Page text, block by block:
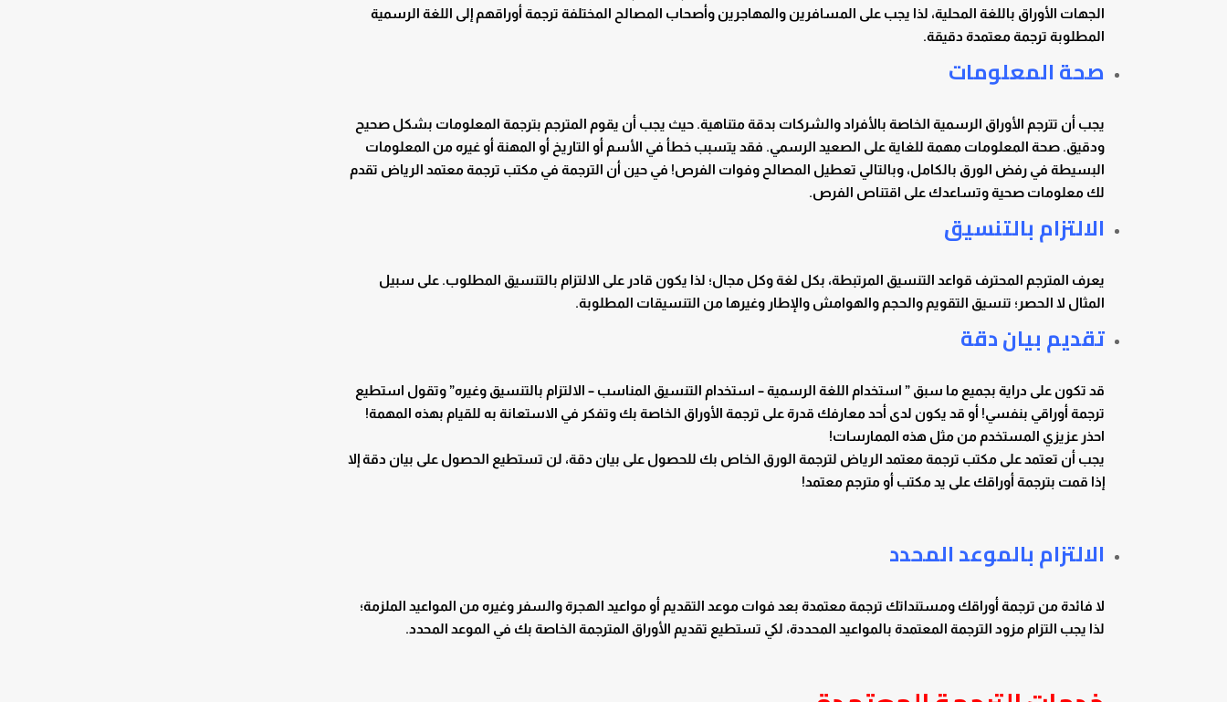
الجهات الأوراق باللغة المحلية، لذا يجب على المسافرين والمهاجرين وأصحاب المصالح المختلفة ترجمة أوراقهم إلى اللغة الرسمية
المطلوبة ترجمة معتمدة دقيقة.
صحة المعلومات
يجب أن تترجم الأوراق الرسمية الخاصة بالأفراد والشركات بدقة متناهية. حيث يجب أن يقوم المترجم بترجمة المعلومات بشكل صحيح
ودقيق. صحة المعلومات مهمة للغاية على الصعيد الرسمي. فقد يتسبب خطأ في الأسم أو التاريخ أو المهنة أو غيره من المعلومات
البسيطة في رفض الورق بالكامل، وبالتالي تعطيل المصالح وفوات الفرص! في حين أن الترجمة في مكتب ترجمة معتمد الرياض تقدم
لك معلومات صحية وتساعدك على اقتناص الفرص.
الالتزام بالتنسيق
يعرف المترجم المحترف قواعد التنسيق المرتبطة، بكل لغة وكل مجال؛ لذا يكون قادر على الالتزام بالتنسيق المطلوب. على سبيل
المثال لا الحصر؛ تنسيق التقويم والحجم والهوامش والإطار وغيرها من التنسيقات المطلوبة.
تقديم بيان دقة
قد تكون على دراية بجميع ما سبق ” استخدام اللغة الرسمية – استخدام التنسيق المناسب – الالتزام بالتنسيق وغيره” وتقول استطيع
ترجمة أوراقي بنفسي! أو قد يكون لدى أحد معارفك قدرة على ترجمة الأوراق الخاصة بك وتفكر في الاستعانة به للقيام بهذه المهمة!
احذر عزيزي المستخدم من مثل هذه الممارسات!
يجب أن تعتمد على مكتب ترجمة معتمد الرياض لترجمة الورق الخاص بك للحصول على بيان دقة، لن تستطيع الحصول على بيان دقة إلا
إذا قمت بترجمة أوراقك على يد مكتب أو مترجم معتمد!
الالتزام بالموعد المحدد
لا فائدة من ترجمة أوراقك ومستنداتك ترجمة معتمدة بعد فوات موعد التقديم أو مواعيد الهجرة والسفر وغيره من المواعيد الملزمة؛
لذا يجب التزام مزود الترجمة المعتمدة بالمواعيد المحددة، لكي تستطيع تقديم الأوراق المترجمة الخاصة بك في الموعد المحدد.